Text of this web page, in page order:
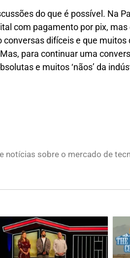
do que é possível. Na
com pagamento por pix,
conversas difíceis e que
para continuar uma
e muitos ‘nãos’ da
notícias sobre o mercado de